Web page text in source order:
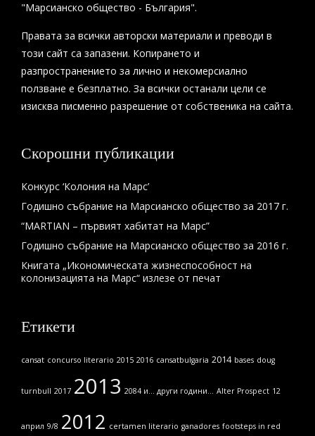
"Марсианско общество - България".
Правата за всички авторски материали и преводи в
този сайт са запазени. Копирането и
разпространението за лично и некомерсиално
ползване е безплатно. За всички останали цели се
изисква писменно разрешение от собственика на сайта.
Скорошни публикации
Конкурс ‘Колония на Марс’
Годишно събрание на Марсианско общество за 2017 г.
“MARTIAN – първият хабитат на Марс”
Годишно събрание на Марсианско общество за 2016 г.
Книгата „Икономическата жизнеспособност на
колонизацията на Марс“ излезе от печат
Етикети
cansat concurso literario 2015 2016 cansatbulgaria 2014 bases doug
turnbull 2017 2013 2084 и... други години... Alter Prospect 12
април 9/8 2012 certamen literario ganadores footsteps in red